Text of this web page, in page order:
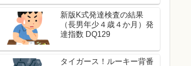
新版K式発達検査の結果
（長男年少４歳４か月）発
達指数 DQ129
タイガース！ルーキー背番